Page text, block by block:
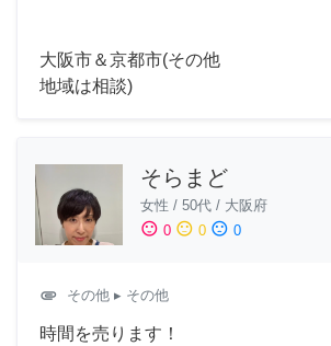
大阪市＆京都市(その他
地域は相談)
そらまど
女性 / 50代 / 大阪府
sentiment_satisfied 0 sentiment_neutral 0 sentiment_dissatisfied 0
attachment その他 ▸ その他
時間を売ります！